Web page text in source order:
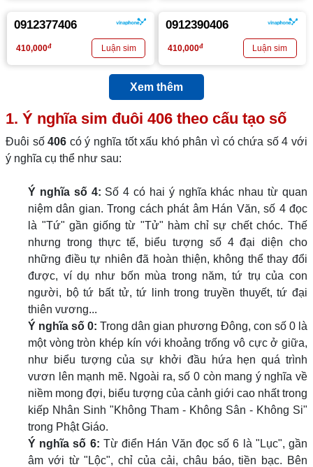
0912377406
410,000đ
0912390406
410,000đ
Xem thêm
1. Ý nghĩa sim đuôi 406 theo cấu tạo số
Đuôi số406 có ý nghĩa tốt xấu khó phân vì có chứa số 4 với
ý nghĩa cụ thể như sau:
Ý nghĩa số 4: Số 4 có hai ý nghĩa khác nhau từ quan
niệm dân gian. Trong cách phát âm Hán Văn, số 4 đọc
là "Tứ" gần giống từ "Tử" hàm chỉ sự chết chóc. Thế
nhưng trong thực tế, biểu tượng số 4 đại diện cho
những điều tự nhiên đã hoàn thiện, không thể thay đổi
được, ví dụ như bốn mùa trong năm, tứ trụ của con
người, bộ tứ bất tử, tứ linh trong truyền thuyết, tứ đại
thiên vương...
Ý nghĩa số 0: Trong dân gian phương Đông, con số 0 là
một vòng tròn khép kín với khoảng trống vô cực ở giữa,
như biểu tượng của sự khởi đầu hứa hẹn quá trình
vươn lên mạnh mẽ. Ngoài ra, số 0 còn mang ý nghĩa về
niềm mong đợi, biểu tượng của cảnh giới cao nhất trong
kiếp Nhân Sinh "Không Tham - Không Sân - Không Si"
trong Phật Giáo.
Ý nghĩa số 6: Từ điển Hán Văn đọc số 6 là "Lục", gần
âm với từ "Lộc", chỉ của cải, châu báo, tiền bạc. Bên